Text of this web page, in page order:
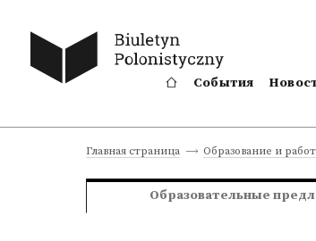
События
Главная страница Образование и
Образовательные